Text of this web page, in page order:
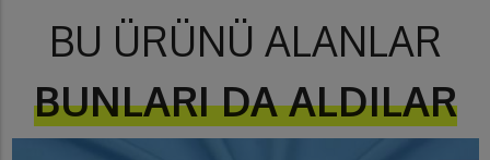
BU ÜRÜNÜ ALANLAR
BUNLARI DA ALDILAR